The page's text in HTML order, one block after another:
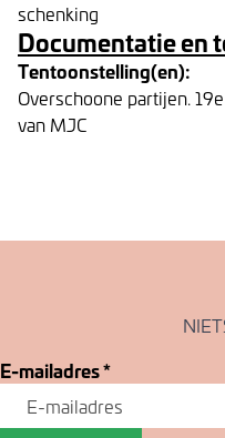
schenking
Documentatie en
Tentoonstelling(en):
Overschoone partijen.
van MJC
E-mailadres*